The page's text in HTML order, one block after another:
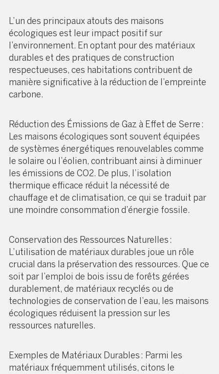
L’un des principaux atouts des maisons
écologiques est leur impact positif sur
l’environnement. En optant pour des matériaux
durables et des pratiques de construction
respectueuses, ces habitations contribuent de
manière significative à la réduction de l’empreinte
carbone.
Réduction des Émissions de Gaz à Effet de Serre :
Les maisons écologiques sont souvent équipées
de systèmes énergétiques renouvelables comme
le solaire ou l’éolien, contribuant ainsi à diminuer
les émissions de CO2. De plus, l’isolation
thermique efficace réduit la nécessité de
chauffage et de climatisation, ce qui se traduit par
une moindre consommation d’énergie fossile.
Conservation des Ressources Naturelles :
L’utilisation de matériaux durables joue un rôle
crucial dans la préservation des ressources. Que ce
soit par l’emploi de bois issu de forêts gérées
durablement, de matériaux recyclés ou de
technologies de conservation de l’eau, les maisons
écologiques réduisent la pression sur les
ressources naturelles.
Exemples de Matériaux Durables : Parmi les
matériaux fréquemment utilisés, citons le